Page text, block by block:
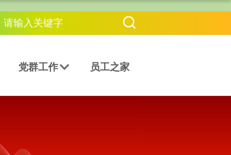
党群工作 员工之家